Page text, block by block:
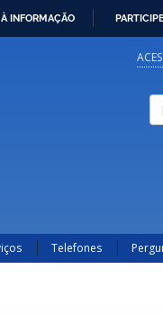
INFORMAÇÃO
Telefones